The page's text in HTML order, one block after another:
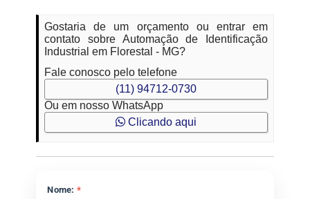
Gostaria de um orçamento ou entrar em
contato sobre Automação de Identificação
Industrial em Florestal - MG?
Fale conosco pelo telefone
(11) 94712-0730
Ou em nosso WhatsApp
Clicando aqui
Nome: *